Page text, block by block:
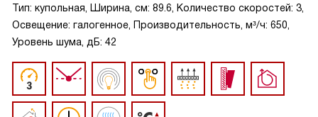
Тип: купольная, Ширина, см: 89.6, Количество скоростей: 3,
Освещение: галогенное, Производительность, м³/ч: 650,
Уровень шума, дБ: 42